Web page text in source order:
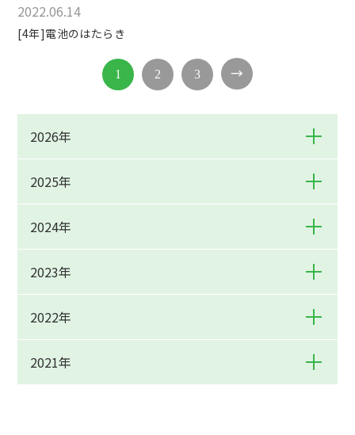
2022.06.14
[4年]電池のはたらき
1 2 3 →
2026年
2025年
2024年
2023年
2022年
2021年